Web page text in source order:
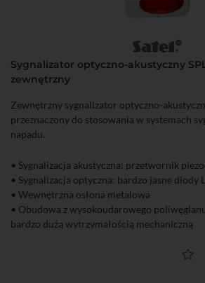
Sygnalizator optyczno-akustyczny
zewnętrzny
Zewnętrzny sygnalizator optyczno-
przeznaczony do stosowania w systemach
napadu.
• Sygnalizacja akustyczna: przetwornik
• Sygnalizacja optyczna: bardzo jasne diody
• Wewnętrzna osłona metalowa
• Obudowa z wysokoudarowego
bardzo dużą wytrzymałością mechaniczną
• Poziom natężenia dźwięku (z odległości 1